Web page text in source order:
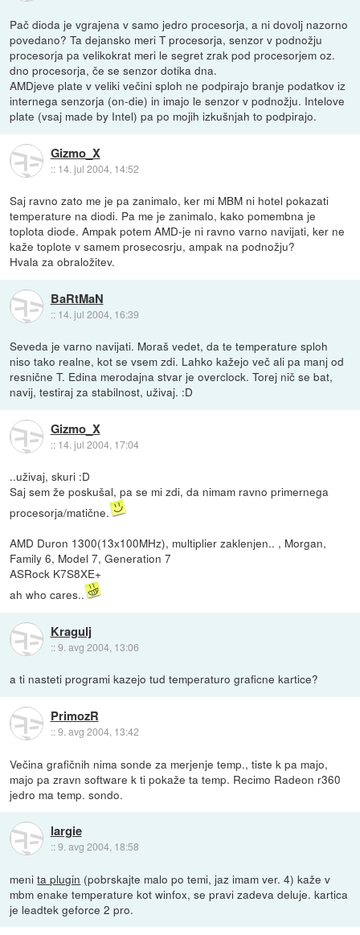
Pač dioda je vgrajena v samo jedro procesorja, a ni dovolj nazorno
povedano? Ta dejansko meri T procesorja, senzor v podnožju
procesorja pa velikokrat meri le segret zrak pod procesorjem oz.
dno procesorja, če se senzor dotika dna.
AMDjeve plate v veliki večini sploh ne podpirajo branje podatkov iz
internega senzorja (on-die) in imajo le senzor v podnožju. Intelove
plate (vsaj made by Intel) pa po mojih izkušnjah to podpirajo.
Gizmo_X
:: 14. jul 2004, 14:52
Saj ravno zato me je pa zanimalo, ker mi MBM ni hotel pokazati
temperature na diodi. Pa me je zanimalo, kako pomembna je
toplota diode. Ampak potem AMD-je ni ravno varno navijati, ker ne
kaže toplote v samem prosecosrju, ampak na podnožju?
Hvala za obraložitev.
BaRtMaN
:: 14. jul 2004, 16:39
Seveda je varno navijati. Moraš vedet, da te temperature sploh
niso tako realne, kot se vsem zdi. Lahko kažejo več ali pa manj od
resnične T. Edina merodajna stvar je overclock. Torej nič se bat,
navij, testiraj za stabilnost, uživaj. :D
Gizmo_X
:: 14. jul 2004, 17:04
..uživaj, skuri :D
Saj sem že poskušal, pa se mi zdi, da nimam ravno primernega
procesorja/matične.
AMD Duron 1300(13x100MHz), multiplier zaklenjen.. , Morgan,
Family 6, Model 7, Generation 7
ASRock K7S8XE+
ah who cares..
Kragulj
::9. avg 2004, 13:06
a ti nasteti programi kazejo tud temperaturo graficne kartice?
PrimozR
::9. avg 2004, 13:42
Večina grafičnih nima sonde za merjenje temp., tiste k pa majo,
majo pa zravn software k ti pokaže ta temp. Recimo Radeon r360
jedro ma temp. sondo.
largie
::9. avg 2004, 18:58
menita plugin (pobrskajte malo po temi, jaz imam ver. 4) kaže v
mbm enake temperature kot winfox, se pravi zadeva deluje. kartica
je leadtek geforce 2 pro.